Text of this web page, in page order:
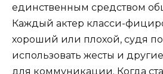
единственным средством
Каждый актер класси-
хороший или плохой, судя по
использовать жесты и
для коммуникации. Когда